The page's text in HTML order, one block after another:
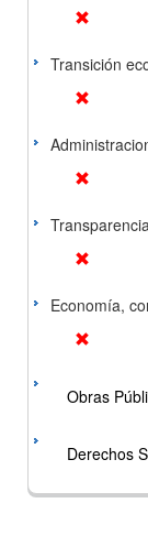
Transición
Economía,
Obras
Derechos